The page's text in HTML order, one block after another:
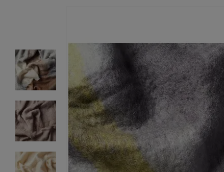
galleria
di
immagini